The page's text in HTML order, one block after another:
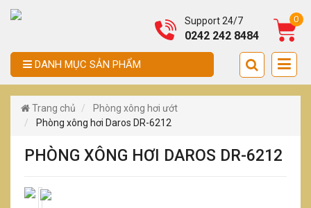
Support 24/7
0242 242 8484
0
DANH MỤC SẢN PHẨM
Trang chủ
Phòng xông hơi ướt
Phòng xông hơi Daros DR-6212
PHÒNG XÔNG HƠI DAROS DR-6212